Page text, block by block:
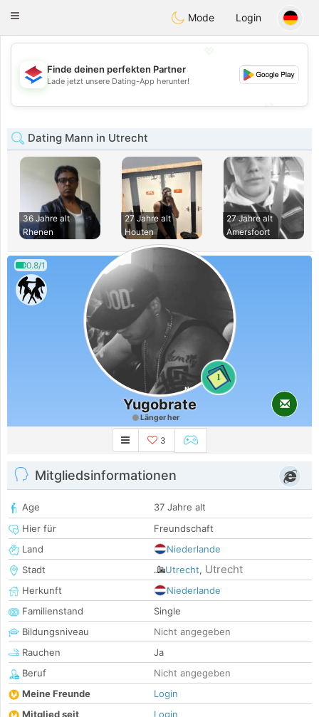
Nederland Chat
Toggle
Mode Login
💖
💕
Finde deinen perfekten Partner
Lade jetzt unsere Dating-App herunter!
Dating Mann in Utrecht
36 Jahre alt
Rhenen
27 Jahre alt
Houten
27 Jahre alt
Amersfoort
0.8/1
1
Yugobrate
Länger her
3
Mitgliedsinformationen
Age
37 Jahre alt
Hier für
Freundschaft
Land
Niederlande
Stadt
Utrecht, Utrecht
Herkunft
Niederlande
Familienstand
Single
Bildungsniveau
Nicht angegeben
Rauchen
Ja
Beruf
Nicht angegeben
Meine Freunde
Login
Mitglied seit
Login